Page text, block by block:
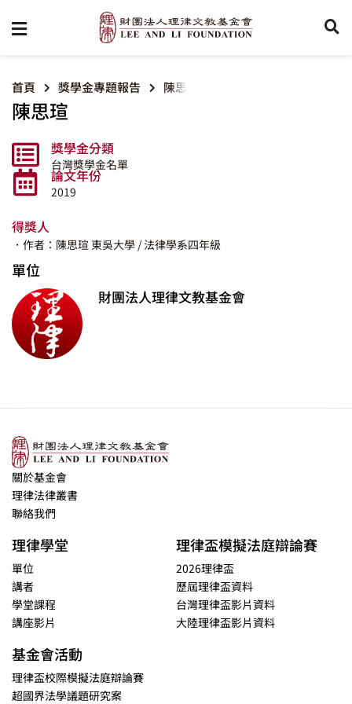
首頁 獎學金專題報告 陳思瑄
陳思瑄
獎學金分類
台灣獎學金名單
論文年份
2019
得獎人
．作者：陳思瑄 東吳大學 / 法律學系四年級
單位
財團法人理律文教基金會
關於基金會
理律法律叢書
聯絡我們
理律學堂
單位
講者
學堂課程
講座影片
理律盃模擬法庭辯論賽
2026理律盃
歷屆理律盃資料
台灣理律盃影片資料
大陸理律盃影片資料
基金會活動
理律盃校際模擬法庭辯論賽
超國界法學議題研究案